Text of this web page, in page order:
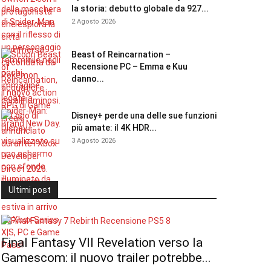
la storia: debutto globale da 927...
2 Agosto 2026
Beast of Reincarnation –
Recensione PC – Emma e Kuu
danno...
Disney+ perde una delle sue funzioni
più amate: il 4K HDR...
3 Agosto 2026
Ultimi post
Final Fantasy VII Revelation verso la
Gamescom: il nuovo trailer potrebbe...